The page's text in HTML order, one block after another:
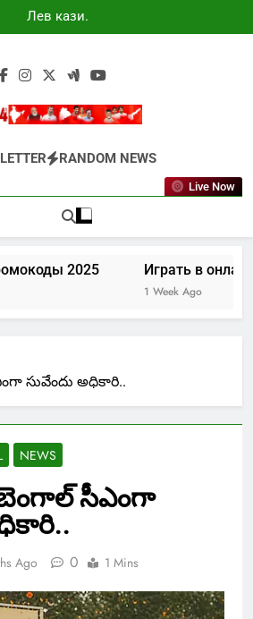
Лев казино
промокоды
Updated Telugu News
RANDOM NEWS
Live Now
2025 Играть в
1 Week Ago
సువేందు అధికారి..
NEWS
బెంగాల్ సీఎంగా
Ago 0 1 Mins